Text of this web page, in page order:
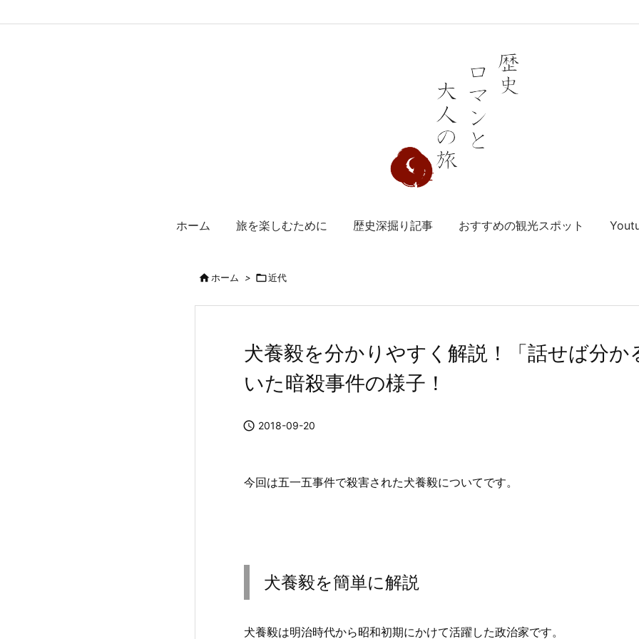
ホーム 旅を楽しむために 歴史深掘り記事 おすすめの観光スポット
ホーム > 近代
犬養毅を分かりやすく解説！「話せば分か
いた暗殺事件の様子！
 2018-09-20
今回は五一五事件で殺害された犬養毅についてです。
犬養毅を簡単に解説
犬養毅は明治時代から昭和初期にかけて活躍した政治家です。